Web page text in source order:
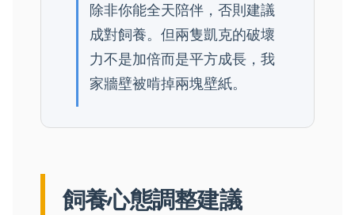
除非你能全天陪伴，否則建議
成對飼養。但兩隻凱克的破壞
力不是加倍而是平方成長，我
家牆壁被啃掉兩塊壁紙。
飼養心態調整建議